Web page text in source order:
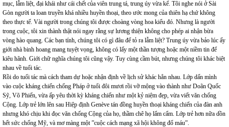
mục, lẫm liệt, đại khái như cái chết của viên trung tá, trung úy vừa kể. Tôi nghe nói ở Sài
Gòn người ta loan truyền khá nhiều huyền thoại, theo ước mong của thiên hạ chứ không
theo thực tế. Vài người trong chúng tôi được choàng vòng hoa kiểu đó. Nhưng là người
trong cuộc, tôi xin thành thật nói ngay rằng sự lương thiện không cho phép ai nhận bừa
vòng hào quang. Các bạn tính, chúng tôi có gì đâu để tỏ ra lẫm liệt? Trung úy vừa bảo lúc ấy
giới nhà binh hoang mang tuyệt vọng, không có lấy một thần tượng hoặc một niềm tin để
kiêu hãnh. Giới chữ nghĩa chúng tôi cũng vậy. Tuy cùng cầm bút, nhưng chúng tôi khác biệt
nhau về tuổi tác.
Rồi do tuổi tác mà cách tham dự hoặc nhận định về lịch sử khác hẳn nhau. Lớp dấn mình
vào cuộc kháng chiến chống Pháp ở tuổi đôi mươi rồi vỡ mộng vào thành như Doãn Quốc
Sỹ, Võ Phiến, vừa ấp yêu thời kỳ kháng chiến như một kỷ niệm đẹp, vừa viết văn chống
Cộng. Lớp trẻ lớn lên sau Hiệp định Genève tán đồng huyền thoại kháng chiến của đàn anh
nhưng khó chịu khi đọc văn chống Cộng của họ, thầm chê họ lẩm cẩm. Lớp trẻ hơn nữa dồn
hết sức chống Mỹ, và mơ màng một ”cuộc cách mạng xã hội không đổ máu”.